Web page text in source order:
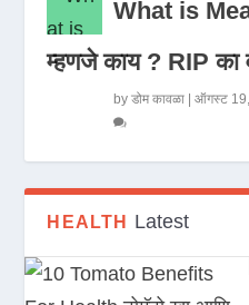
What is
म्हणजे काय ? RIP का
byडोम कावळा |ऑगस्ट
HEALTH Latest